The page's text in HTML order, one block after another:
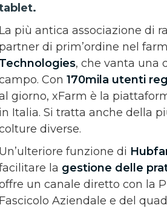
La più antica associazione di
partner di prim’ordine nel
Technologies, che vanta una
Con 170mila utenti
giorno, xFarm è la
in Italia. Si tratta anche della
diverse.
Un’ulteriore funzione di
la gestione delle
un canale diretto con la
Fascicolo Aziendale e del